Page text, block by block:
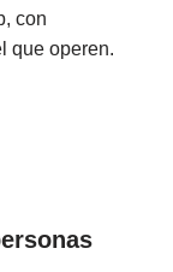
con
que operen.